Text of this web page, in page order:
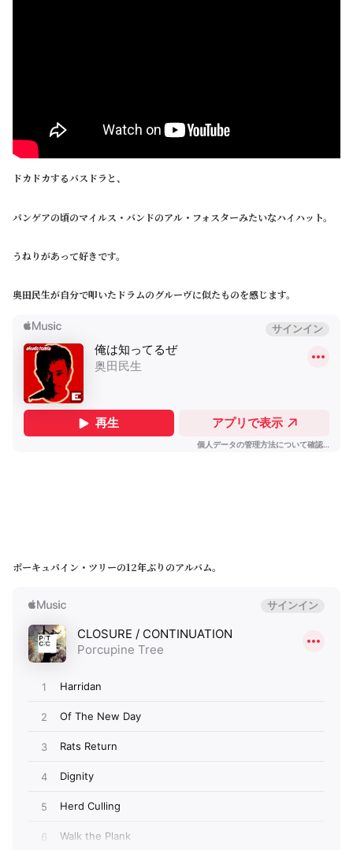
ドカドカするバスドラと、
パンゲアの頃のマイルス・バンドのアル・フォスターみたいなハイハット。
うねりがあって好きです。
奥田民生が自分で叩いたドラムのグルーヴに似たものを感じます。
ポーキュパイン・ツリーの12年ぶりのアルバム。